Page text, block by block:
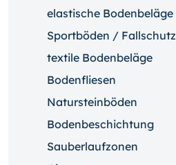
elastische Bodenbeläge
Sportböden / Fallschutz
textile Bodenbeläge
Bodenfliesen
Natursteinböden
Bodenbeschichtung
Sauberlaufzonen